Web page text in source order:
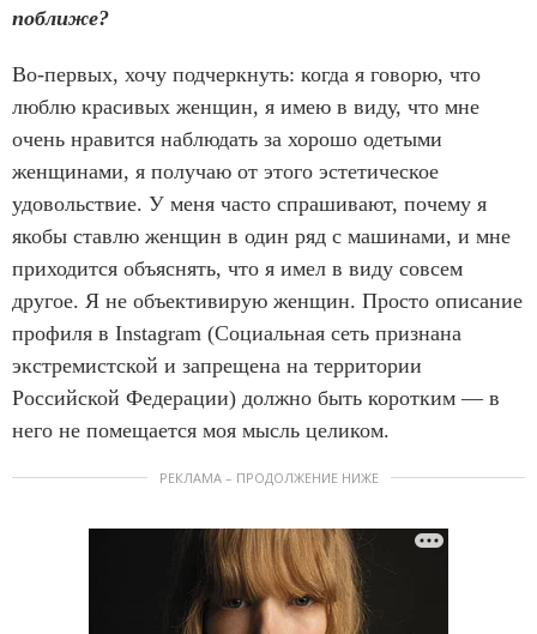
поближе?
Во-первых, хочу подчеркнуть: когда я говорю, что
люблю красивых женщин, я имею в виду, что мне
очень нравится наблюдать за хорошо одетыми
женщинами, я получаю от этого эстетическое
удовольствие. У меня часто спрашивают, почему я
якобы ставлю женщин в один ряд с машинами, и мне
приходится объяснять, что я имел в виду совсем
другое. Я не объективирую женщин. Просто описание
профиля в Instagram (Социальная сеть признана
экстремистской и запрещена на территории
Российской Федерации) должно быть коротким — в
него не помещается моя мысль целиком.
РЕКЛАМА – ПРОДОЛЖЕНИЕ НИЖЕ